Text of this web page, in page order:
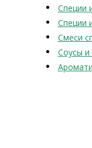
Специи
Специи
Смеси
Соусы и